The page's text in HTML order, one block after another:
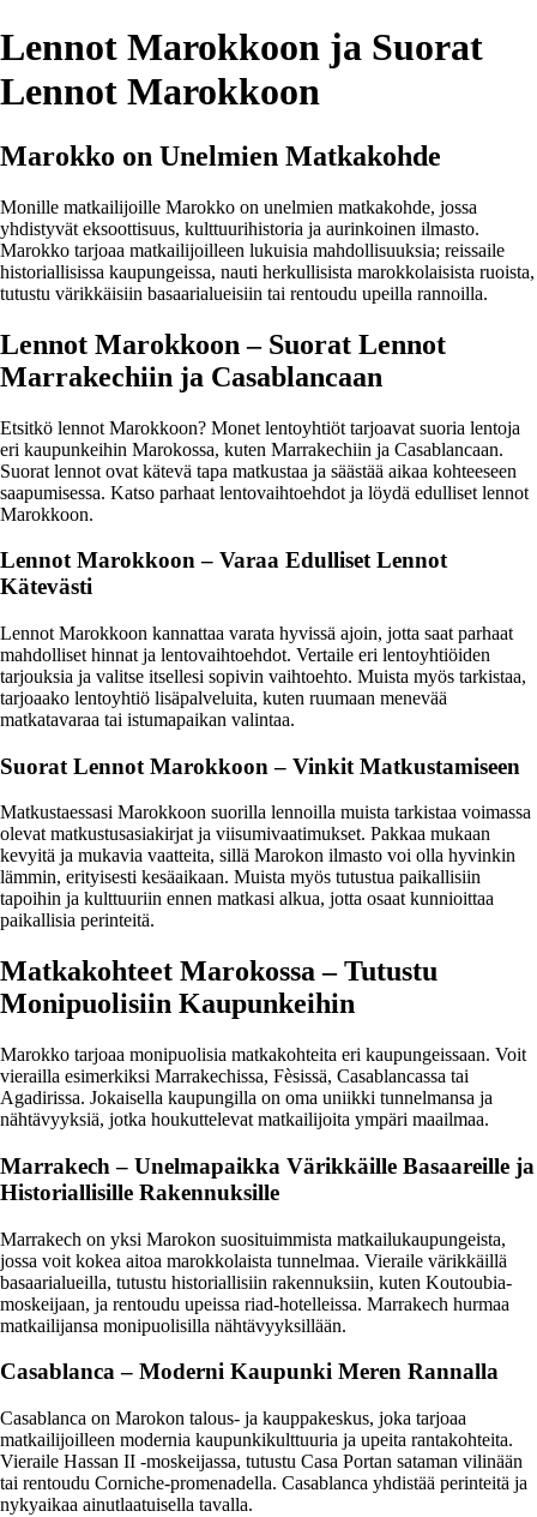
Lennot Marokkoon ja Suorat
Lennot Marokkoon
Marokko on Unelmien Matkakohde
Monille matkailijoille Marokko on unelmien matkakohde, jossa
yhdistyvät eksoottisuus, kulttuurihistoria ja aurinkoinen ilmasto.
Marokko tarjoaa matkailijoilleen lukuisia mahdollisuuksia; reissaile
historiallisissa kaupungeissa, nauti herkullisista marokkolaisista ruoista,
tutustu värikkäisiin basaarialueisiin tai rentoudu upeilla rannoilla.
Lennot Marokkoon – Suorat Lennot
Marrakechiin ja Casablancaan
Etsitkö lennot Marokkoon? Monet lentoyhtiöt tarjoavat suoria lentoja
eri kaupunkeihin Marokossa, kuten Marrakechiin ja Casablancaan.
Suorat lennot ovat kätevä tapa matkustaa ja säästää aikaa kohteeseen
saapumisessa. Katso parhaat lentovaihtoehdot ja löydä edulliset lennot
Marokkoon.
Lennot Marokkoon – Varaa Edulliset Lennot
Kätevästi
Lennot Marokkoon kannattaa varata hyvissä ajoin, jotta saat parhaat
mahdolliset hinnat ja lentovaihtoehdot. Vertaile eri lentoyhtiöiden
tarjouksia ja valitse itsellesi sopivin vaihtoehto. Muista myös tarkistaa,
tarjoaako lentoyhtiö lisäpalveluita, kuten ruumaan menevää
matkatavaraa tai istumapaikan valintaa.
Suorat Lennot Marokkoon – Vinkit Matkustamiseen
Matkustaessasi Marokkoon suorilla lennoilla muista tarkistaa voimassa
olevat matkustusasiakirjat ja viisumivaatimukset. Pakkaa mukaan
kevyitä ja mukavia vaatteita, sillä Marokon ilmasto voi olla hyvinkin
lämmin, erityisesti kesäaikaan. Muista myös tutustua paikallisiin
tapoihin ja kulttuuriin ennen matkasi alkua, jotta osaat kunnioittaa
paikallisia perinteitä.
Matkakohteet Marokossa – Tutustu
Monipuolisiin Kaupunkeihin
Marokko tarjoaa monipuolisia matkakohteita eri kaupungeissaan. Voit
vierailla esimerkiksi Marrakechissa, Fèsissä, Casablancassa tai
Agadirissa. Jokaisella kaupungilla on oma uniikki tunnelmansa ja
nähtävyyksiä, jotka houkuttelevat matkailijoita ympäri maailmaa.
Marrakech – Unelmapaikka Värikkäille Basaareille ja
Historiallisille Rakennuksille
Marrakech on yksi Marokon suosituimmista matkailukaupungeista,
jossa voit kokea aitoa marokkolaista tunnelmaa. Vieraile värikkäillä
basaarialueilla, tutustu historiallisiin rakennuksiin, kuten Koutoubia-
moskeijaan, ja rentoudu upeissa riad-hotelleissa. Marrakech hurmaa
matkailijansa monipuolisilla nähtävyyksillään.
Casablanca – Moderni Kaupunki Meren Rannalla
Casablanca on Marokon talous- ja kauppakeskus, joka tarjoaa
matkailijoilleen modernia kaupunkikulttuuria ja upeita rantakohteita.
Vieraile Hassan II -moskeijassa, tutustu Casa Portan sataman vilinään
tai rentoudu Corniche-promenadella. Casablanca yhdistää perinteitä ja
nykyaikaa ainutlaatuisella tavalla.